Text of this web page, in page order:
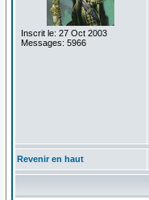
Inscrit le: 27 Oct 2003
Messages: 5966
Revenir en haut